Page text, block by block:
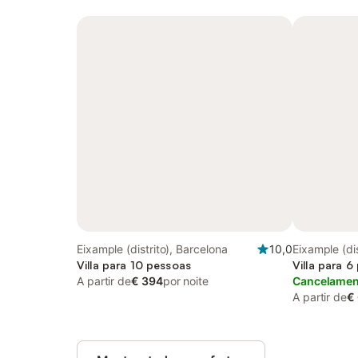
Eixample (distrito), Barcelona
10,0
Villa para 10 pessoas
A partir de€ 394por noite
Eixample
Villa para 6
A partir de€